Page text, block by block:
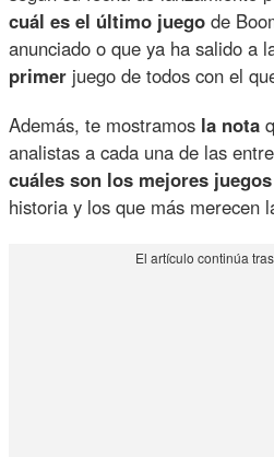
cuál es el último juego de
anunciado o que ya ha salido a
primer juego de todos con el
Además, te mostramos la nota
analistas a cada una de las
cuáles son los mejores
historia y los que más merecen